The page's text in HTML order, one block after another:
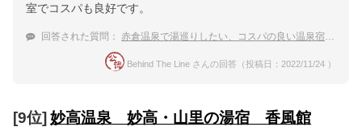
室でコスパも良好です。
回答された質問： 赤倉温泉で湯巡りしたい、コスパの良い温泉宿を教えて！
Behind The Line さんの回答（投稿日：2022/11/24 ）
[9位] 妙高温泉 妙高・山里の湯宿 香風館